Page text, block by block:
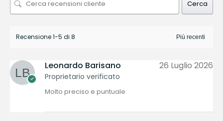
Cerca
Recensione 1-5 di 8
Leonardo Barisano
Proprietario verificato
26 Luglio 2026
Molto preciso e puntuale